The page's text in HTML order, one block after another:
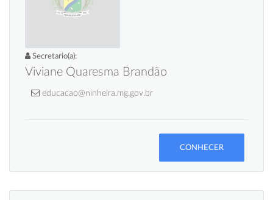
Secretario(a):
Viviane Quaresma Brandão
educacao@ninheira.mg.gov.br
CONHECER